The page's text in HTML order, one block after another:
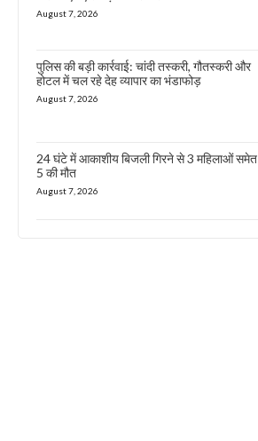
August 7, 2026
पुलिस की बड़ी कार्रवाई: चांदी तस्करी, गौतस्करी और
होटल में चल रहे देह व्यापार का भंडाफोड़
August 7, 2026
24 घंटे में आकाशीय बिजली गिरने से 3 महिलाओं समेत
5 की मौत
August 7, 2026